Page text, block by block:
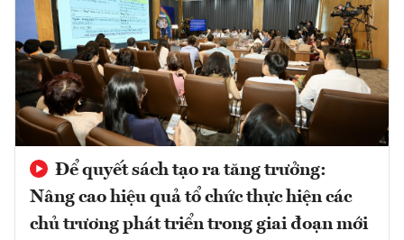
Để quyết sách tạo ra tăng trưởng:
Nâng cao hiệu quả tổ chức thực hiện các
chủ trương phát triển trong giai đoạn mới